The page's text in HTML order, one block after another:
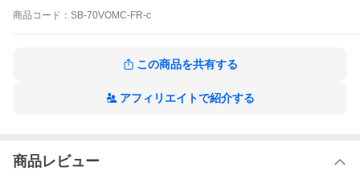
■車高ダウン量 中央6.0cm/サイド2.0cm
■注意事項
・受注生産のため返品キャンセルはできません
商品 コード： SB-70VOMC-FR-c
この商品を共有する
アフィリエイトで紹介する
商品レビュー